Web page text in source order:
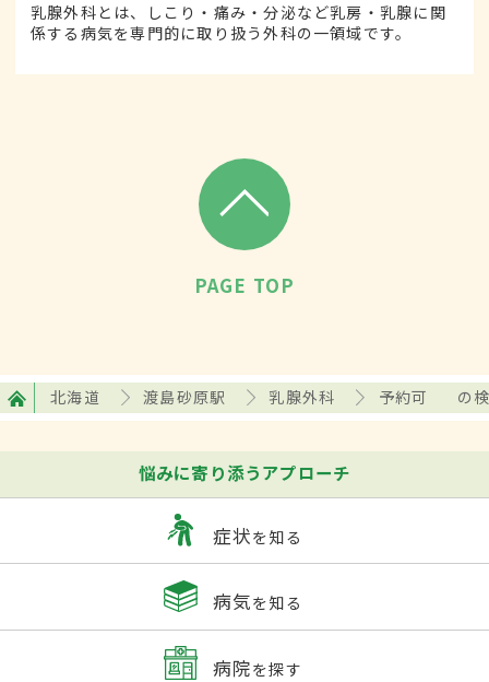
乳腺外科とは、しこり・痛み・分泌など乳房・乳腺に関
係する病気を専門的に取り扱う外科の一領域です。
PAGE TOP
北海道 渡島砂原駅 乳腺外科 予約可 の
悩みに寄り添うアプローチ
症状を知る
病気を知る
病院を探す